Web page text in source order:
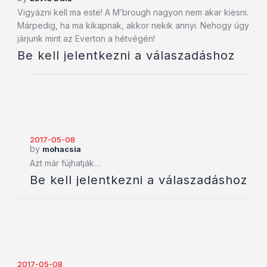
Vigyázni kell ma este! A M’brough nagyon nem akar kiesni.
Márpedig, ha ma kikapnak, akkor nekik annyi. Nehogy úgy
járjunk mint az Everton a hétvégén!
Be kell jelentkezni a válaszadáshoz
2017-05-08
by mohacsia
Azt már fújhatják…
Be kell jelentkezni a válaszadáshoz
2017-05-08